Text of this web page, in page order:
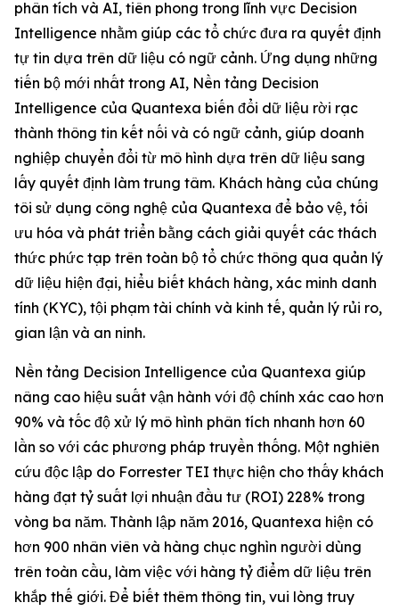
phân tích và AI, tiên phong trong lĩnh vực Decision
Intelligence nhằm giúp các tổ chức đưa ra quyết định
tự tin dựa trên dữ liệu có ngữ cảnh. Ứng dụng những
tiến bộ mới nhất trong AI, Nền tảng Decision
Intelligence của Quantexa biến đổi dữ liệu rời rạc
thành thông tin kết nối và có ngữ cảnh, giúp doanh
nghiệp chuyển đổi từ mô hình dựa trên dữ liệu sang
lấy quyết định làm trung tâm. Khách hàng của chúng
tôi sử dụng công nghệ của Quantexa để bảo vệ, tối
ưu hóa và phát triển bằng cách giải quyết các thách
thức phức tạp trên toàn bộ tổ chức thông qua quản lý
dữ liệu hiện đại, hiểu biết khách hàng, xác minh danh
tính (KYC), tội phạm tài chính và kinh tế, quản lý rủi ro,
gian lận và an ninh.
Nền tảng Decision Intelligence của Quantexa giúp
nâng cao hiệu suất vận hành với độ chính xác cao hơn
90% và tốc độ xử lý mô hình phân tích nhanh hơn 60
lần so với các phương pháp truyền thống. Một nghiên
cứu độc lập do Forrester TEI thực hiện cho thấy khách
hàng đạt tỷ suất lợi nhuận đầu tư (ROI) 228% trong
vòng ba năm. Thành lập năm 2016, Quantexa hiện có
hơn 900 nhân viên và hàng chục nghìn người dùng
trên toàn cầu, làm việc với hàng tỷ điểm dữ liệu trên
khắp thế giới. Để biết thêm thông tin, vui lòng truy